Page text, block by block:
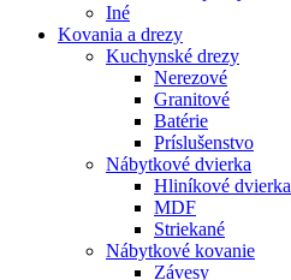
Iné
Kovania a drezy
Kuchynské drezy
Nerezové
Granitové
Batérie
Príslušenstvo
Nábytkové dvierka
Hliníkové dvierka
MDF
Striekané
Nábytkové kovanie
Závesy